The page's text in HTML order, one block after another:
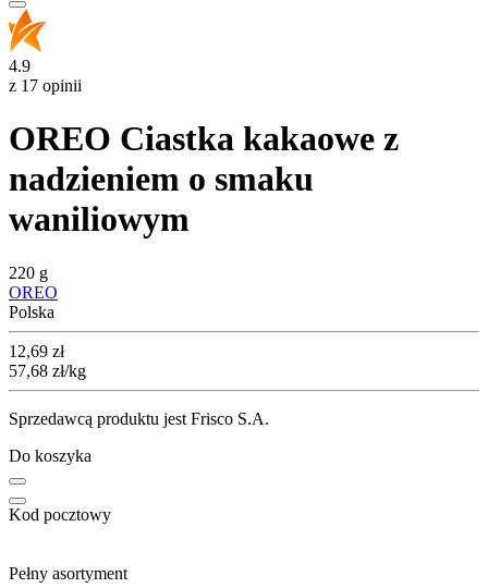
4.9
z 17 opinii
OREO Ciastka kakaowe z
nadzieniem o smaku
waniliowym
220 g
OREO
Polska
Cena
12,69 zł
57,68 zł/kg
Sprzedawcą produktu jest Frisco S.A.
Do koszyka
Kod pocztowy
Pełny asortyment